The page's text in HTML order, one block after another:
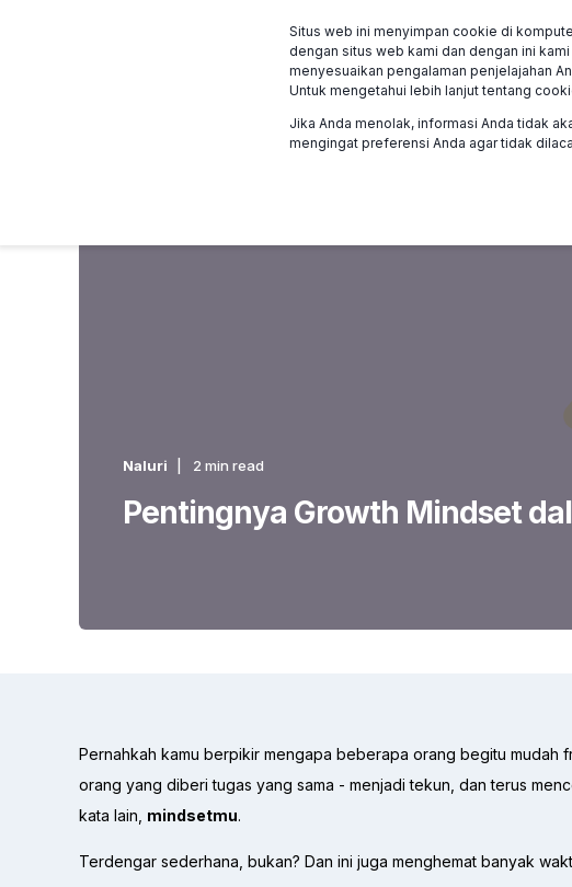
Situs web ini menyimpan cookie di
dengan situs web kami dan dengan ini
menyesuaikan pengalaman penjelajahan
Untuk mengetahui lebih lanjut tentang
Jika Anda menolak, informasi Anda tidak
mengingat preferensi Anda agar tidak
Program Klien kami
Naluri 2 min read
Pentingnya Growth Mindset
Pernahkah kamu berpikir mengapa beberapa orang begitu mudah
orang yang diberi tugas yang sama - menjadi tekun, dan terus
kata lain, mindsetmu.
Terdengar sederhana, bukan? Dan ini juga menghemat banyak